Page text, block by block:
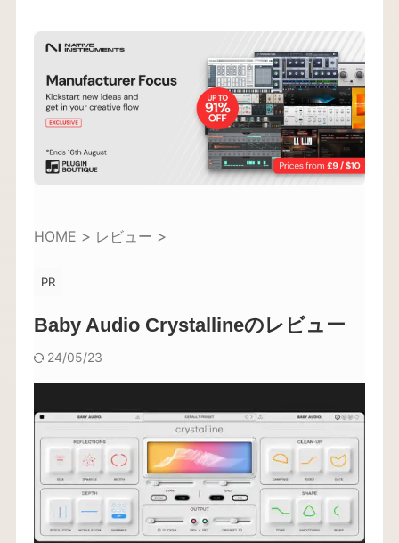
HOME > レビュー >
PR
Baby Audio Crystallineのレビュー
24/05/23